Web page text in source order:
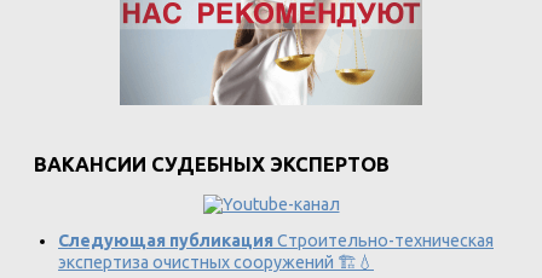
ВАКАНСИИ СУДЕБНЫХ ЭКСПЕРТОВ
Следующая публикация Строительно-техническая
экспертиза очистных сооружений 🏗️💧